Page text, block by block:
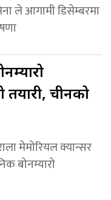
ले आगामी डिसेम्बरमा
तयारी, चीनको
मेमोरियल क्यान्सर
बोनम्यारो